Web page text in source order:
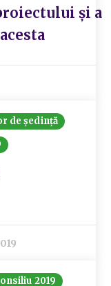
și a
de ședință
2019